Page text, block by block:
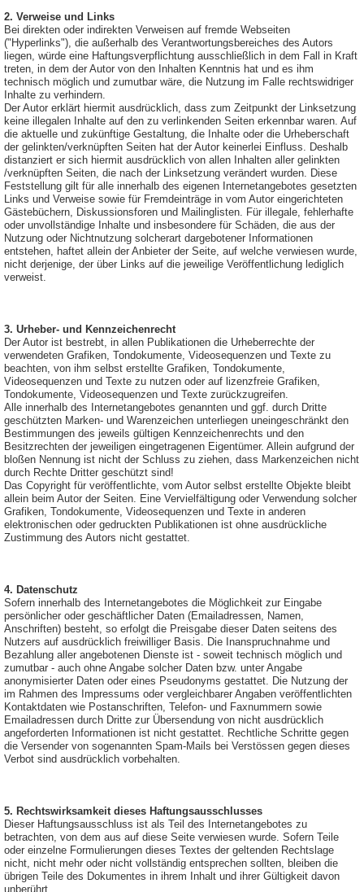
2. Verweise und Links
Bei direkten oder indirekten Verweisen auf fremde Webseiten
("Hyperlinks"), die außerhalb des Verantwortungsbereiches des Autors
liegen, würde eine Haftungsverpflichtung ausschließlich in dem Fall in Kraft
treten, in dem der Autor von den Inhalten Kenntnis hat und es ihm
technisch möglich und zumutbar wäre, die Nutzung im Falle rechtswidriger
Inhalte zu verhindern.
Der Autor erklärt hiermit ausdrücklich, dass zum Zeitpunkt der Linksetzung
keine illegalen Inhalte auf den zu verlinkenden Seiten erkennbar waren. Auf
die aktuelle und zukünftige Gestaltung, die Inhalte oder die Urheberschaft
der gelinkten/verknüpften Seiten hat der Autor keinerlei Einfluss. Deshalb
distanziert er sich hiermit ausdrücklich von allen Inhalten aller gelinkten
/verknüpften Seiten, die nach der Linksetzung verändert wurden. Diese
Feststellung gilt für alle innerhalb des eigenen Internetangebotes gesetzten
Links und Verweise sowie für Fremdeinträge in vom Autor eingerichteten
Gästebüchern, Diskussionsforen und Mailinglisten. Für illegale, fehlerhafte
oder unvollständige Inhalte und insbesondere für Schäden, die aus der
Nutzung oder Nichtnutzung solcherart dargebotener Informationen
entstehen, haftet allein der Anbieter der Seite, auf welche verwiesen wurde,
nicht derjenige, der über Links auf die jeweilige Veröffentlichung lediglich
verweist.
3. Urheber- und Kennzeichenrecht
Der Autor ist bestrebt, in allen Publikationen die Urheberrechte der
verwendeten Grafiken, Tondokumente, Videosequenzen und Texte zu
beachten, von ihm selbst erstellte Grafiken, Tondokumente,
Videosequenzen und Texte zu nutzen oder auf lizenzfreie Grafiken,
Tondokumente, Videosequenzen und Texte zurückzugreifen.
Alle innerhalb des Internetangebotes genannten und ggf. durch Dritte
geschützten Marken- und Warenzeichen unterliegen uneingeschränkt den
Bestimmungen des jeweils gültigen Kennzeichenrechts und den
Besitzrechten der jeweiligen eingetragenen Eigentümer. Allein aufgrund der
bloßen Nennung ist nicht der Schluss zu ziehen, dass Markenzeichen nicht
durch Rechte Dritter geschützt sind!
Das Copyright für veröffentlichte, vom Autor selbst erstellte Objekte bleibt
allein beim Autor der Seiten. Eine Vervielfältigung oder Verwendung solcher
Grafiken, Tondokumente, Videosequenzen und Texte in anderen
elektronischen oder gedruckten Publikationen ist ohne ausdrückliche
Zustimmung des Autors nicht gestattet.
4. Datenschutz
Sofern innerhalb des Internetangebotes die Möglichkeit zur Eingabe
persönlicher oder geschäftlicher Daten (Emailadressen, Namen,
Anschriften) besteht, so erfolgt die Preisgabe dieser Daten seitens des
Nutzers auf ausdrücklich freiwilliger Basis. Die Inanspruchnahme und
Bezahlung aller angebotenen Dienste ist - soweit technisch möglich und
zumutbar - auch ohne Angabe solcher Daten bzw. unter Angabe
anonymisierter Daten oder eines Pseudonyms gestattet. Die Nutzung der
im Rahmen des Impressums oder vergleichbarer Angaben veröffentlichten
Kontaktdaten wie Postanschriften, Telefon- und Faxnummern sowie
Emailadressen durch Dritte zur Übersendung von nicht ausdrücklich
angeforderten Informationen ist nicht gestattet. Rechtliche Schritte gegen
die Versender von sogenannten Spam-Mails bei Verstössen gegen dieses
Verbot sind ausdrücklich vorbehalten.
5. Rechtswirksamkeit dieses Haftungsausschlusses
Dieser Haftungsausschluss ist als Teil des Internetangebotes zu
betrachten, von dem aus auf diese Seite verwiesen wurde. Sofern Teile
oder einzelne Formulierungen dieses Textes der geltenden Rechtslage
nicht, nicht mehr oder nicht vollständig entsprechen sollten, bleiben die
übrigen Teile des Dokumentes in ihrem Inhalt und ihrer Gültigkeit davon
unberührt.